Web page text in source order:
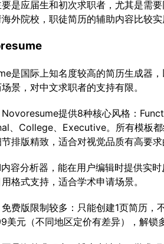
是应届生和初次求职者，尤其是需
外院校，职徒简历的辅助内容比较
是国际上知名度较高的简历生成器
景，对中文求职者的支持有限。
Novoresume提供8种核心风格：
、College、Executive。所有模板
排版精致，适合对视觉品质有高要
容分析器，能在用户编辑时提供实
格式支持，适合学术申请场景。
费版限制较多：只能创建1页简历
美元（不同地区定价有差异），解